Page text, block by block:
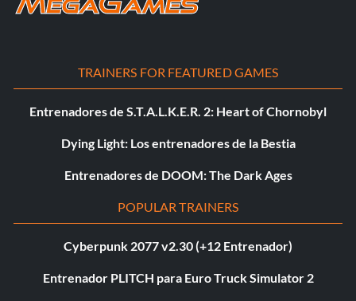
TRAINERS FOR FEATURED GAMES
Entrenadores de S.T.A.L.K.E.R. 2: Heart of Chornobyl
Dying Light: Los entrenadores de la Bestia
Entrenadores de DOOM: The Dark Ages
POPULAR TRAINERS
Cyberpunk 2077 v2.30 (+12 Entrenador)
Entrenador PLITCH para Euro Truck Simulator 2